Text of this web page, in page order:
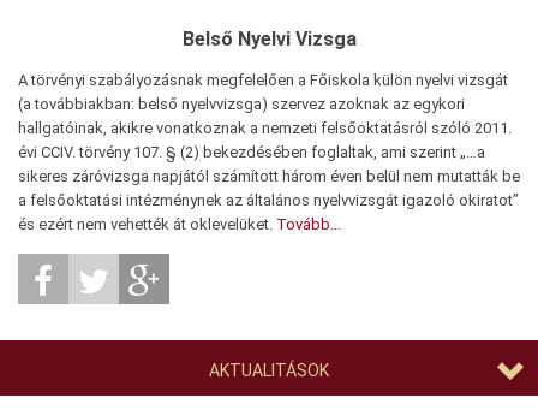
Belső Nyelvi Vizsga
A törvényi szabályozásnak megfelelően a Főiskola külön nyelvi vizsgát
(a továbbiakban: belső nyelvvizsga) szervez azoknak az egykori
hallgatóinak, akikre vonatkoznak a nemzeti felsőoktatásról szóló 2011.
évi CCIV. törvény 107. § (2) bekezdésében foglaltak, ami szerint „…a
sikeres záróvizsga napjától számított három éven belül nem mutatták be
a felsőoktatási intézménynek az általános nyelvvizsgát igazoló okiratot”
és ezért nem vehették át oklevelüket. Tovább...
AKTUALITÁSOK